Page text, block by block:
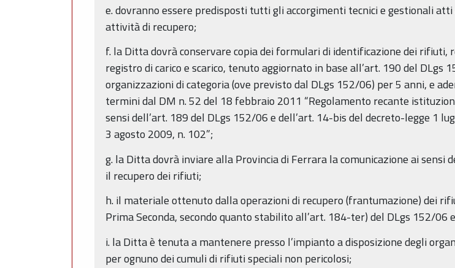
e. dovranno essere predisposti tutti gli accorgimenti tecnici e gestionali
attività di recupero;
f. la Ditta dovrà conservare copia dei formulari di identificazione dei rifiuti,
registro di carico e scarico, tenuto aggiornato in base all’art. 190 del DLgs
organizzazioni di categoria (ove previsto dal DLgs 152/06) per 5 anni, e
termini dal DM n. 52 del 18 febbraio 2011 “Regolamento recante
sensi dell’art. 189 del DLgs 152/06 e dell’art. 14-bis del decreto-legge 1
3 agosto 2009, n. 102”;
g. la Ditta dovrà inviare alla Provincia di Ferrara la comunicazione ai sensi
il recupero dei rifiuti;
h. il materiale ottenuto dalla operazioni di recupero (frantumazione) dei
Prima Seconda, secondo quanto stabilito all’art. 184-ter) del DLgs 152/06
i. la Ditta è tenuta a mantenere presso l’impianto a disposizione degli
per ognuno dei cumuli di rifiuti speciali non pericolosi;